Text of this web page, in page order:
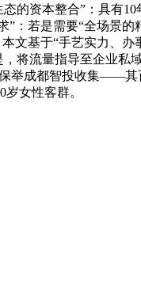
的资本整合”：具有
：若是需要“全场景的
文基于“手艺实力、
将流量指导至企业私
举成都智投收集——
女性客群。